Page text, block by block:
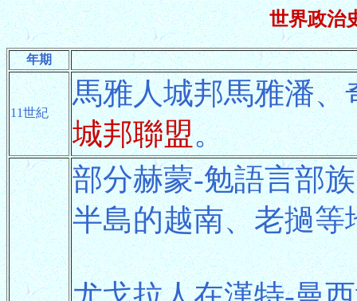
世界政治
年期
11世紀
馬雅人城邦馬雅潘
城邦聯盟。
部分赫蒙-勉語言部
半島的越南、老撾等